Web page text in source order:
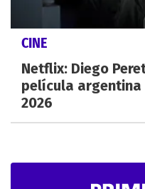
CINE
Netflix: Diego
película
2026